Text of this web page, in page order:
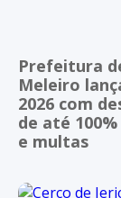
Prefeitura
Meleiro
2026 com
de até
e multas